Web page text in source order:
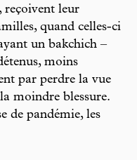
reçoivent leur
quand celles-ci
un bakchich –
moins
par perdre la vue
moindre blessure.
de pandémie, les